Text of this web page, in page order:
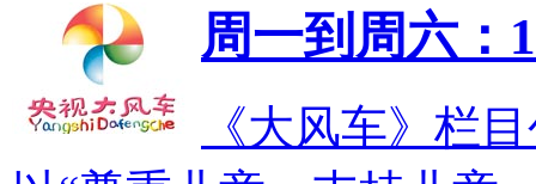
周一到周六：
《大风车》栏